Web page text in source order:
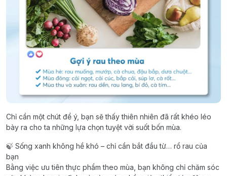
Chỉ cần một chút để ý, bạn sẽ thấy thiên nhiên đã rất khéo léo
bày ra cho ta những lựa chọn tuyệt vời suốt bốn mùa.
🍃 Sống xanh không hề khó – chỉ cần bắt đầu từ… rổ rau của
bạn
Bằng việc ưu tiên thực phẩm theo mùa, bạn không chỉ chăm sóc